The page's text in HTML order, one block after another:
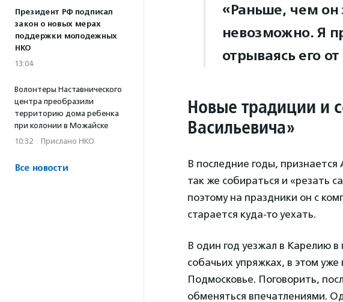
Президент РФ подписал
закон о новых мерах
поддержки молодежных
НКО
13:04
Волонтеры Наставнического
центра преобразили
территорию дома ребенка
при колонии в Можайске
10:32 · Прислано НКО
Все новости
«Раньше, чем он
невозможно. Я
отрываясь его
Новые традиции и
Васильевича»
В последние годы,
так же собираться и «резать
поэтому на праздники он с
старается куда-то уехать.
В один год уезжал в Карелию в
собачьих упряжках, в этом уже
Подмосковье. Поговорить,
обменяться впечатлениями.